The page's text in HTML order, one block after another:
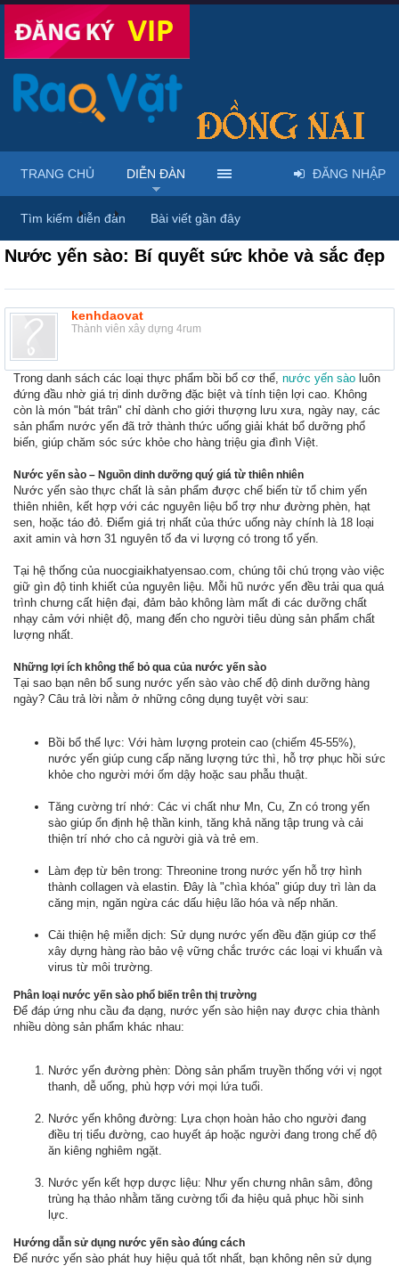
Diễn đàn ... Rao vặt tổng hợp - Uy tín - Miễn phí
Nước yến sào: Bí quyết sức khỏe và sắc đẹp
kenhdaovat
Thành viên xây dựng 4rum
Trong danh sách các loại thực phẩm bồi bổ cơ thể, nước yến sào luôn
đứng đầu nhờ giá trị dinh dưỡng đặc biệt và tính tiện lợi cao. Không
còn là món "bát trân" chỉ dành cho giới thượng lưu xưa, ngày nay, các
sản phẩm nước yến đã trở thành thức uống giải khát bổ dưỡng phổ
biến, giúp chăm sóc sức khỏe cho hàng triệu gia đình Việt.
Nước yến sào – Nguồn dinh dưỡng quý giá từ thiên nhiên
Nước yến sào thực chất là sản phẩm được chế biến từ tổ chim yến
thiên nhiên, kết hợp với các nguyên liệu bổ trợ như đường phèn, hạt
sen, hoặc táo đỏ. Điểm giá trị nhất của thức uống này chính là 18 loại
axit amin và hơn 31 nguyên tố đa vi lượng có trong tổ yến.
Tại hệ thống của nuocgiaikhatyensao.com, chúng tôi chú trọng vào việc
giữ gìn độ tinh khiết của nguyên liệu. Mỗi hũ nước yến đều trải qua quá
trình chưng cất hiện đại, đảm bảo không làm mất đi các dưỡng chất
nhạy cảm với nhiệt độ, mang đến cho người tiêu dùng sản phẩm chất
lượng nhất.
Những lợi ích không thể bỏ qua của nước yến sào
Tại sao bạn nên bổ sung nước yến sào vào chế độ dinh dưỡng hàng
ngày? Câu trả lời nằm ở những công dụng tuyệt vời sau:
Bồi bổ thể lực: Với hàm lượng protein cao (chiếm 45-55%),
nước yến giúp cung cấp năng lượng tức thì, hỗ trợ phục hồi sức
khỏe cho người mới ốm dậy hoặc sau phẫu thuật.
Tăng cường trí nhớ: Các vi chất như Mn, Cu, Zn có trong yến
sào giúp ổn định hệ thần kinh, tăng khả năng tập trung và cải
thiện trí nhớ cho cả người già và trẻ em.
Làm đẹp từ bên trong: Threonine trong nước yến hỗ trợ hình
thành collagen và elastin. Đây là "chìa khóa" giúp duy trì làn da
căng mịn, ngăn ngừa các dấu hiệu lão hóa và nếp nhăn.
Cải thiện hệ miễn dịch: Sử dụng nước yến đều đặn giúp cơ thể
xây dựng hàng rào bảo vệ vững chắc trước các loại vi khuẩn và
virus từ môi trường.
Phân loại nước yến sào phổ biến trên thị trường
Để đáp ứng nhu cầu đa dạng, nước yến sào hiện nay được chia thành
nhiều dòng sản phẩm khác nhau:
Nước yến đường phèn: Dòng sản phẩm truyền thống với vị ngọt
thanh, dễ uống, phù hợp với mọi lứa tuổi.
Nước yến không đường: Lựa chọn hoàn hảo cho người đang
điều trị tiểu đường, cao huyết áp hoặc người đang trong chế độ
ăn kiêng nghiêm ngặt.
Nước yến kết hợp dược liệu: Như yến chưng nhân sâm, đông
trùng hạ thảo nhằm tăng cường tối đa hiệu quả phục hồi sinh
lực.
Hướng dẫn sử dụng nước yến sào đúng cách
Để nước yến sào phát huy hiệu quả tốt nhất, bạn không nên sử dụng
TRANG CHỦ DIỄN ĐÀN
Tìm kiếm diễn đàn Bài viết gần đây
ĐĂNG NHẬP